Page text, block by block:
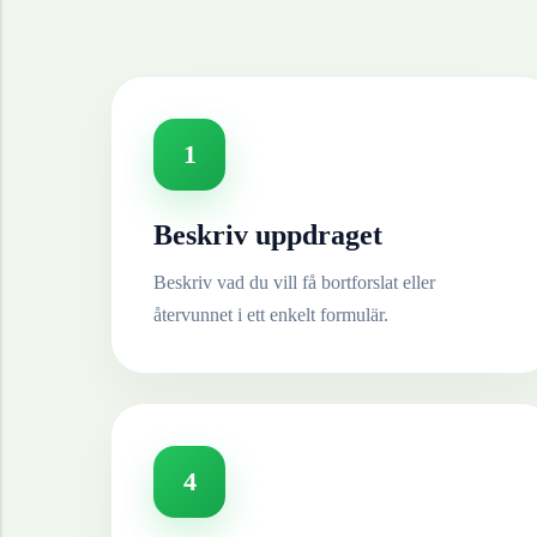
1
Beskriv uppdraget
Beskriv vad du vill få bortforslat eller
återvunnet i ett enkelt formulär.
4